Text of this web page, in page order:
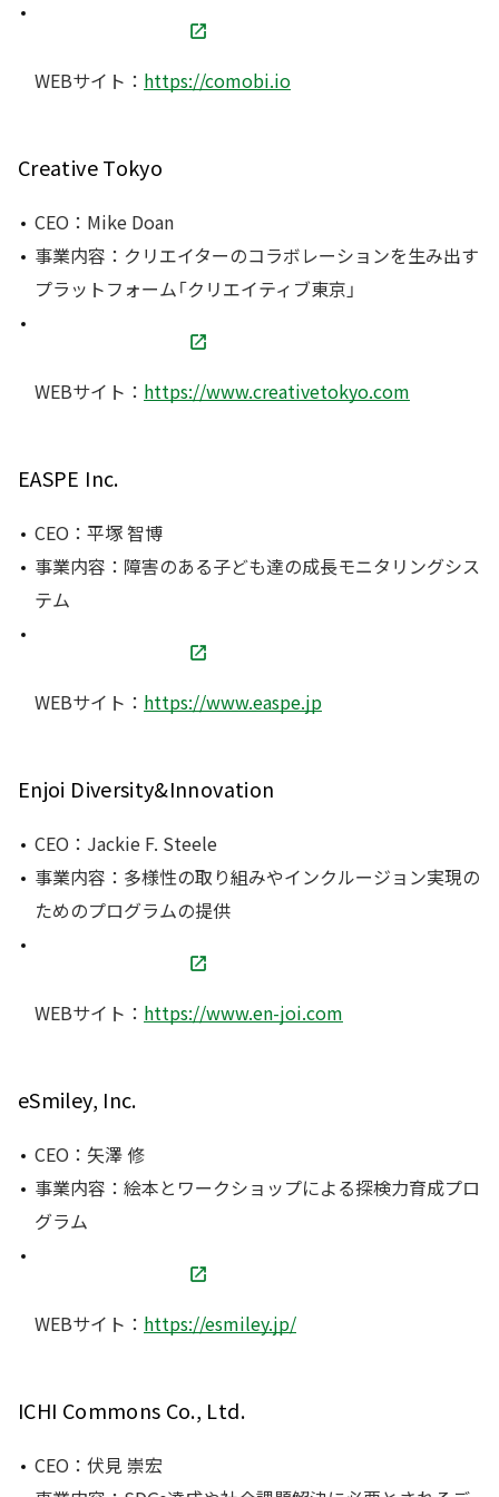
WEBサイト： https://comobi.io
Creative Tokyo
CEO：Mike Doan
事業内容：クリエイターのコラボレーションを生み出す
プラットフォーム「クリエイティブ東京」
WEBサイト： https://www.creativetokyo.com
EASPE Inc.
CEO：平塚 智博
事業内容：障害のある子ども達の成長モニタリングシス
テム
WEBサイト： https://www.easpe.jp
Enjoi Diversity&Innovation
CEO：Jackie F. Steele
事業内容：多様性の取り組みやインクルージョン実現の
ためのプログラムの提供
WEBサイト： https://www.en-joi.com
eSmiley, Inc.
CEO：矢澤 修
事業内容：絵本とワークショップによる探検力育成プロ
グラム
WEBサイト： https://esmiley.jp/
ICHI Commons Co., Ltd.
CEO：伏見 崇宏